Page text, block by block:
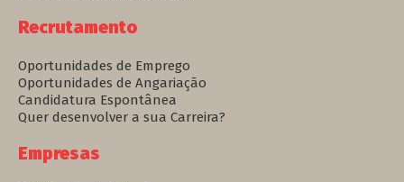
Recrutamento
Oportunidades de Emprego
Oportunidades de Angariação
Candidatura Espontânea
Quer desenvolver a sua Carreira?
Empresas